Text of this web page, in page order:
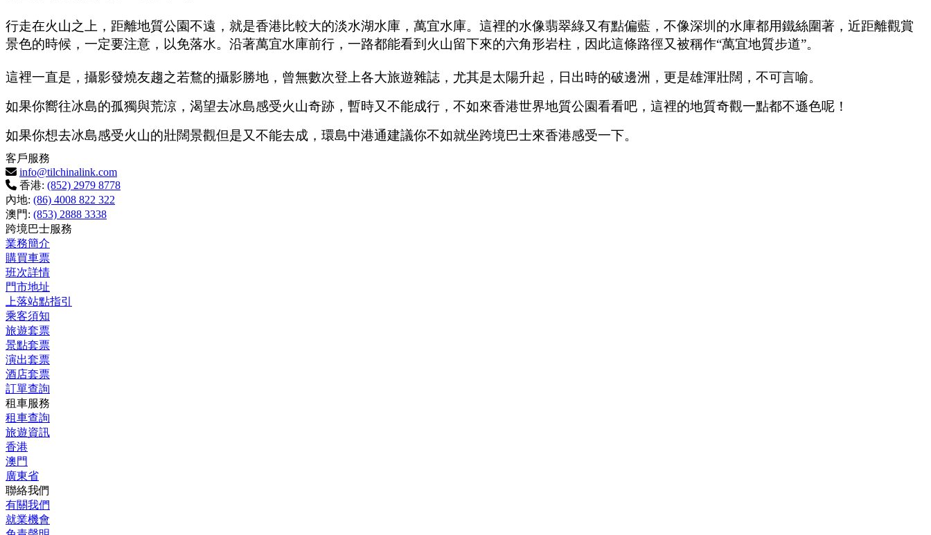
行走在火山之上，距離地質公園不遠，就是香港比較大的淡水湖水庫，萬宜水庫。這裡的水像翡翠綠又有點偏藍，不像深圳的水庫都用鐵絲圍著，近距離觀賞
景色的時候，一定要注意，以免落水。沿著萬宜水庫前行，一路都能看到火山留下來的六角形岩柱，因此這條路徑又被稱作“萬宜地質步道”。
這裡一直是，攝影發燒友趨之若鶩的攝影勝地，曾無數次登上各大旅遊雜誌，尤其是太陽升起，日出時的破邊洲，更是雄渾壯闊，不可言喻。
如果你嚮往冰島的孤獨與荒涼，渴望去冰島感受火山奇跡，暫時又不能成行，不如來香港世界地質公園看看吧，這裡的地質奇觀一點都不遜色呢！
如果你想去冰島感受火山的壯闊景觀但是又不能去成，環島中港通建議你不如就坐跨境巴士來香港感受一下。
客戶服務
info@tilchinalink.com
香港: (852) 2979 8778
內地: (86) 4008 822 322
澳門: (853) 2888 3338
跨境巴士服務
業務簡介
購買車票
班次詳情
門市地址
上落站點指引
乘客須知
旅遊套票
景點套票
演出套票
酒店套票
訂單查詢
租車服務
租車查詢
旅遊資訊
香港
澳門
廣東省
聯絡我們
有關我們
就業機會